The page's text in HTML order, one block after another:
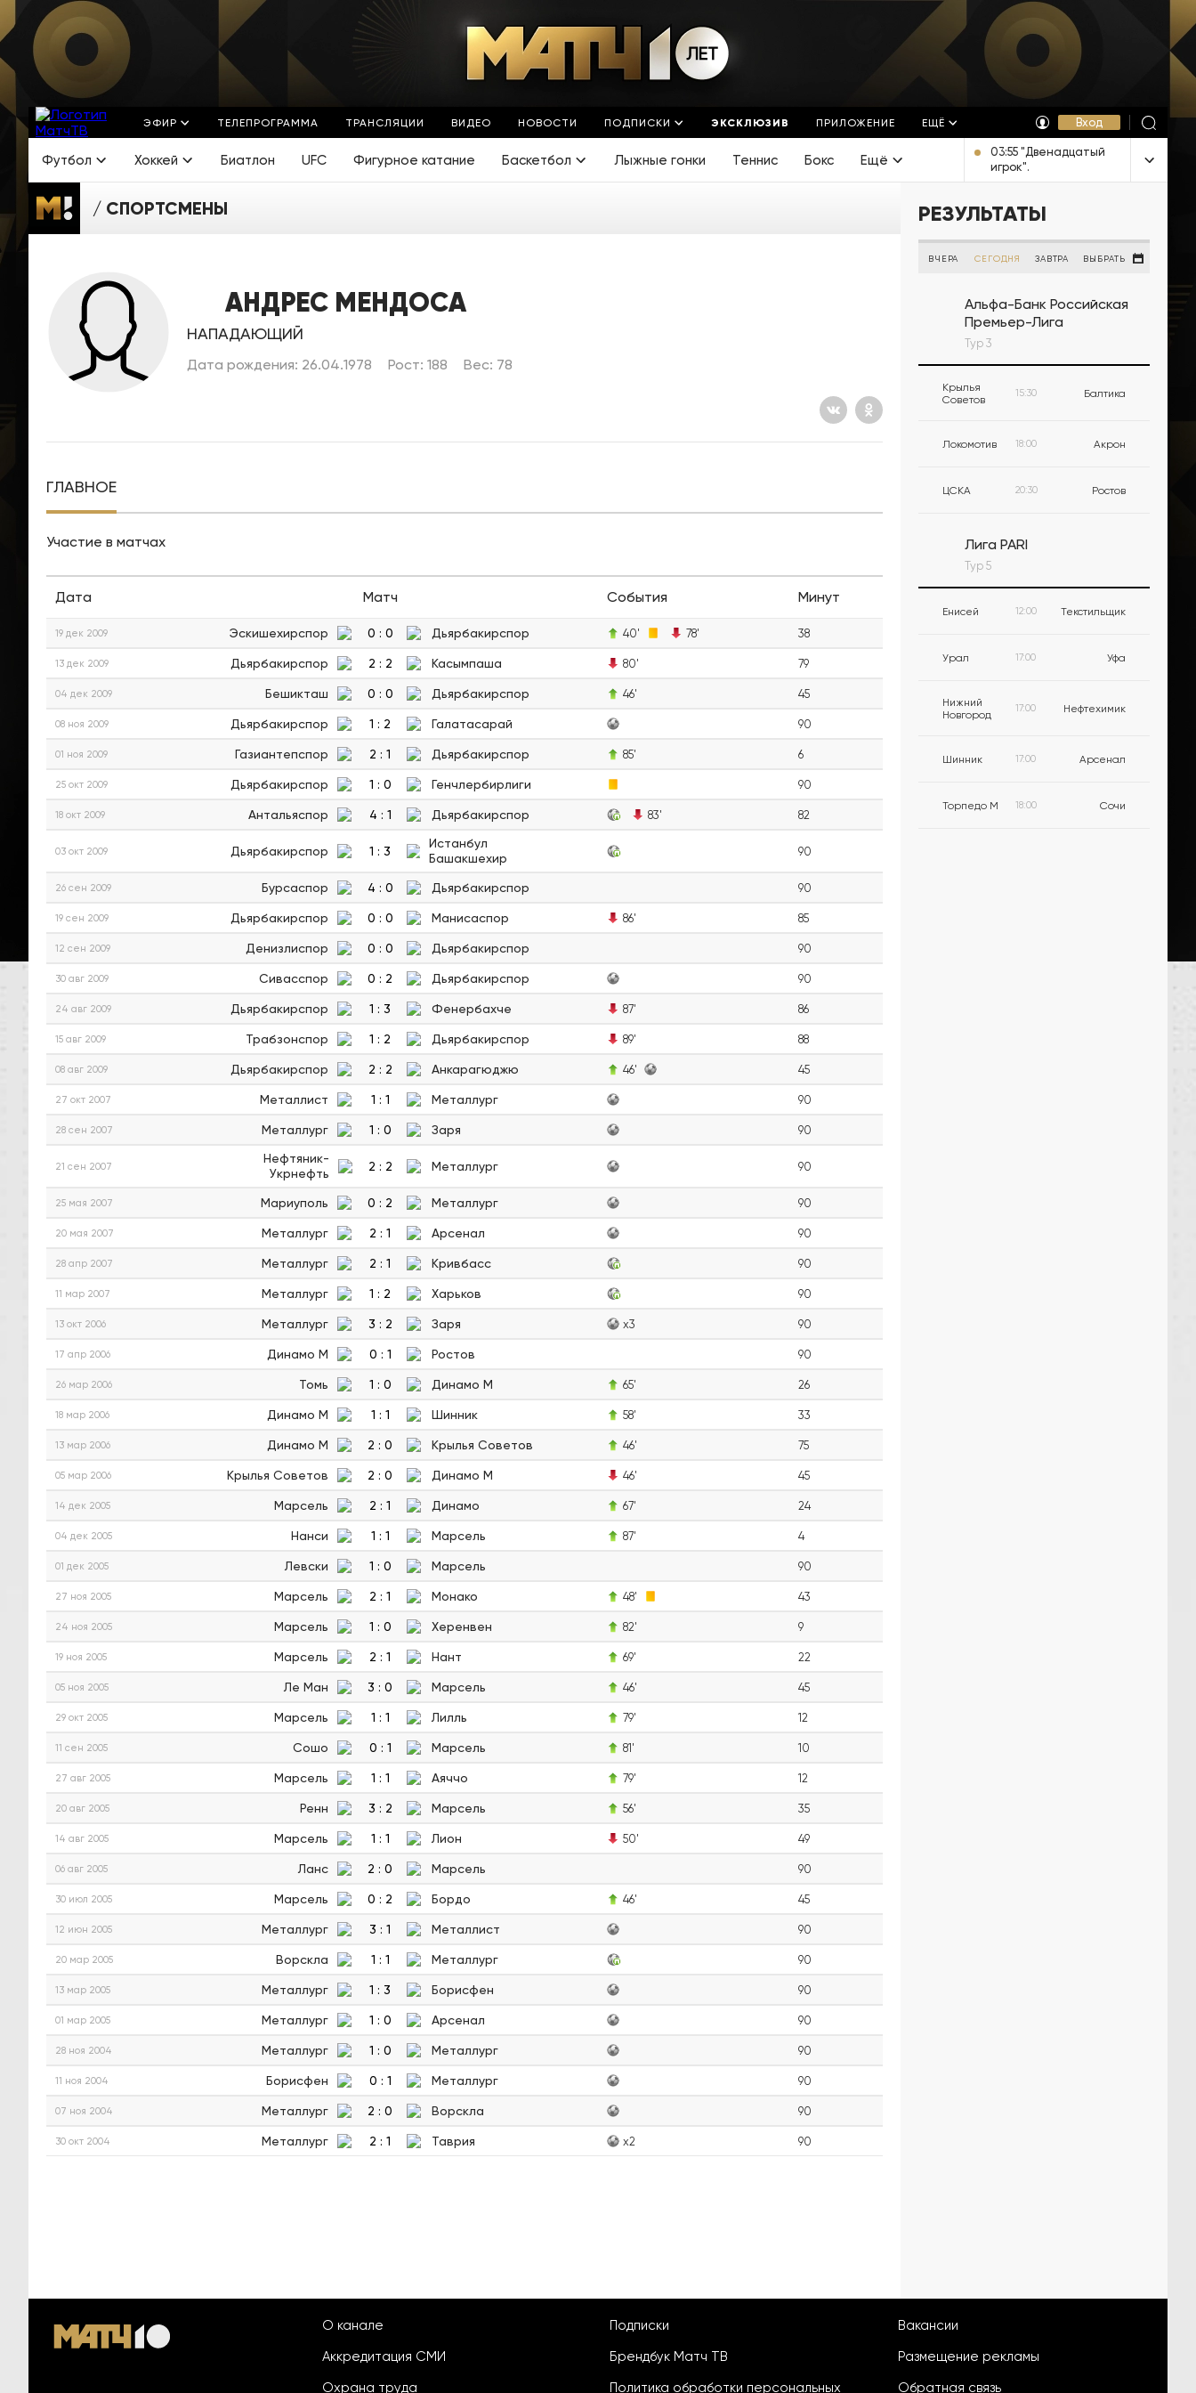
ЭФИР ТЕЛЕПРОГРАММА ТРАНСЛЯЦИИ ВИДЕО НОВОСТИ ПОДПИСКИ ЭКСКЛЮЗИВ ПРИЛОЖЕНИЕ ЕЩЁ Вход
Футбол Хоккей Биатлон UFC Фигурное катание Баскетбол Лыжные гонки Теннис Бокс Ещё
03:55 "Двенадцатый
игрок".
Документальный
СПОРТСМЕНЫ
АНДРЕС МЕНДОСА
НАПАДАЮЩИЙ
Дата рождения: 26.04.1978 Рост: 188 Вес: 78
ГЛАВНОЕ
Участие в матчах
Дата Матч События Минут
19 дек 2009 Эскишехирспор 0 : 0 Дьярбакирспор 40' 78' 38
13 дек 2009 Дьярбакирспор 2 : 2 Касымпаша 80' 79
04 дек 2009 Бешикташ 0 : 0 Дьярбакирспор 46' 45
08 ноя 2009 Дьярбакирспор 1 : 2 Галатасарай 90
01 ноя 2009 Газиантепспор 2 : 1 Дьярбакирспор 85' 6
25 окт 2009 Дьярбакирспор 1 : 0 Генчлербирлиги 90
18 окт 2009 Антальяспор 4 : 1 Дьярбакирспор 83' 82
03 окт 2009 Дьярбакирспор 1 : 3
Истанбул
Башакшехир
90
26 сен 2009 Бурсаспор 4 : 0 Дьярбакирспор 90
19 сен 2009 Дьярбакирспор 0 : 0 Манисаспор 86' 85
12 сен 2009 Денизлиспор 0 : 0 Дьярбакирспор 90
30 авг 2009 Сивасспор 0 : 2 Дьярбакирспор 90
24 авг 2009 Дьярбакирспор 1 : 3 Фенербахче 87' 86
15 авг 2009 Трабзонспор 1 : 2 Дьярбакирспор 89' 88
08 авг 2009 Дьярбакирспор 2 : 2 Анкарагюджю 46' 45
27 окт 2007 Металлист 1 : 1 Металлург 90
28 сен 2007 Металлург 1 : 0 Заря 90
21 сен 2007
Нефтяник-
Укрнефть
2 : 2 Металлург 90
25 мая 2007 Мариуполь 0 : 2 Металлург 90
20 мая 2007 Металлург 2 : 1 Арсенал 90
28 апр 2007 Металлург 2 : 1 Кривбасс 90
11 мар 2007 Металлург 1 : 2 Харьков 90
13 окт 2006 Металлург 3 : 2 Заря x3 90
17 апр 2006 Динамо М 0 : 1 Ростов 90
26 мар 2006 Томь 1 : 0 Динамо М 65' 26
18 мар 2006 Динамо М 1 : 1 Шинник 58' 33
13 мар 2006 Динамо М 2 : 0 Крылья Советов 46' 75
05 мар 2006 Крылья Советов 2 : 0 Динамо М 46' 45
14 дек 2005 Марсель 2 : 1 Динамо 67' 24
04 дек 2005 Нанси 1 : 1 Марсель 87' 4
01 дек 2005 Левски 1 : 0 Марсель 90
27 ноя 2005 Марсель 2 : 1 Монако 48' 43
24 ноя 2005 Марсель 1 : 0 Херенвен 82' 9
19 ноя 2005 Марсель 2 : 1 Нант 69' 22
05 ноя 2005 Ле Ман 3 : 0 Марсель 46' 45
29 окт 2005 Марсель 1 : 1 Лилль 79' 12
11 сен 2005 Сошо 0 : 1 Марсель 81' 10
27 авг 2005 Марсель 1 : 1 Аяччо 79' 12
20 авг 2005 Ренн 3 : 2 Марсель 56' 35
14 авг 2005 Марсель 1 : 1 Лион 50' 49
06 авг 2005 Ланс 2 : 0 Марсель 90
30 июл 2005 Марсель 0 : 2 Бордо 46' 45
12 июн 2005 Металлург 3 : 1 Металлист 90
20 мар 2005 Ворскла 1 : 1 Металлург 90
13 мар 2005 Металлург 1 : 3 Борисфен 90
01 мар 2005 Металлург 1 : 0 Арсенал 90
28 ноя 2004 Металлург 1 : 0 Металлург 90
11 ноя 2004 Борисфен 0 : 1 Металлург 90
07 ноя 2004 Металлург 2 : 0 Ворскла 90
30 окт 2004 Металлург 2 : 1 Таврия x2 90
РЕЗУЛЬТАТЫ
ВЧЕРА СЕГОДНЯ ЗАВТРА ВЫБРАТЬ
Альфа-Банк Российская
Премьер-Лига
Тур 3
Крылья
Советов
15:30 Балтика
Локомотив 18:00 Акрон
ЦСКА 20:30 Ростов
Лига PARI
Тур 5
Енисей 12:00 Текстильщик
Урал 17:00 Уфа
Нижний
Новгород
17:00 Нефтехимик
Шинник 17:00 Арсенал
Торпедо М 18:00 Сочи
О канале
Аккредитация СМИ
Охрана труда
Подписки
Брендбук Матч ТВ
Политика обработки персональных
Вакансии
Размещение рекламы
Обратная связь